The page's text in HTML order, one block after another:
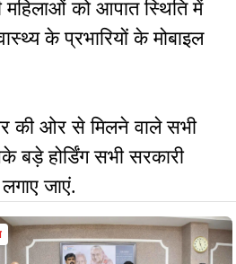
महिलाओं को आपात स्थिति में
के प्रभारियों के मोबाइल
की ओर से मिलने वाले सभी
बड़े होर्डिंग सभी सरकारी
जाएं.